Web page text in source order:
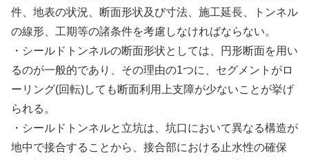
件、地表の状況、断面形状及び寸法、施工延長、トンネル
の線形、工期等の諸条件を考慮しなければならない。
・シールドトンネルの断面形状としては、円形断面を用い
るのが一般的であり、その理由の1つに、セグメントがロ
ーリング(回転)しても断面利用上支障が少ないことが挙げ
られる。
・シールドトンネルと立坑は、坑口において異なる構造が
地中で接合することから、接合部における止水性の確保